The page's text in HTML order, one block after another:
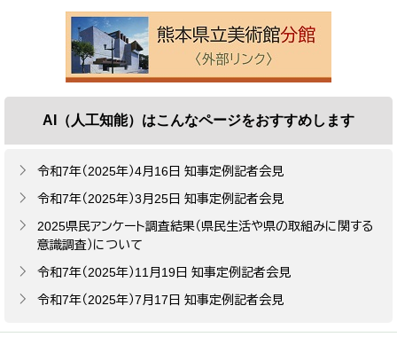
AI（人工知能）はこんなページをおすすめします
令和7年（2025年）4月16日 知事定例記者会見
令和7年（2025年）3月25日 知事定例記者会見
2025県民アンケート調査結果（県民生活や県の取組みに関する
意識調査）について
令和7年（2025年）11月19日 知事定例記者会見
令和7年（2025年）7月17日 知事定例記者会見